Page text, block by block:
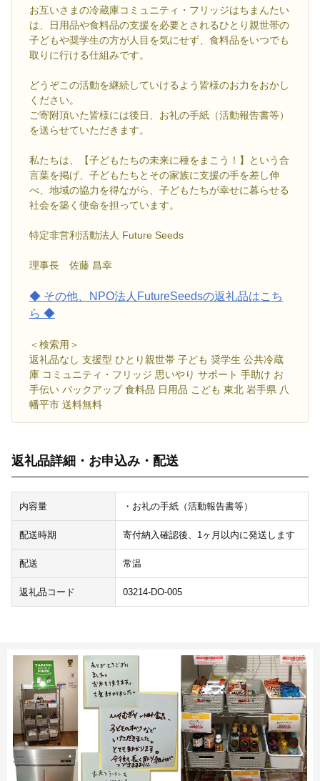
お互いさまの冷蔵庫コミュニティ・フリッジはちまんたい
は、日用品や食料品の支援を必要とされるひとり親世帯の
子どもや奨学生の方が人目を気にせず、食料品をいつでも
取りに行ける仕組みです。
どうぞこの活動を継続していけるよう皆様のお力をおかし
ください。
ご寄附頂いた皆様には後日、お礼の手紙（活動報告書等）
を送らせていただきます。
私たちは、【子どもたちの未来に種をまこう！】という合
言葉を掲げ、子どもたちとその家族に支援の手を差し伸
べ、地域の協力を得ながら、子どもたちが幸せに暮らせる
社会を築く使命を担っています。
特定非営利活動法人 Future Seeds
​理事長 佐藤 昌幸
◆ その他、NPO法人FutureSeedsの返礼品はこち
ら ◆
＜検索用＞
返礼品なし 支援型 ひとり親世帯 子ども 奨学生 公共冷蔵
庫 コミュニティ・フリッジ 思いやり サポート 手助け お
手伝い バックアップ 食料品 日用品 こども 東北 岩手県 八
幡平市 送料無料
返礼品詳細・お申込み・配送
内容量 ・お礼の手紙（活動報告書等）
配送時期 寄付納入確認後、1ヶ月以内に発送します
配送 常温
返礼品コード 03214-DO-005